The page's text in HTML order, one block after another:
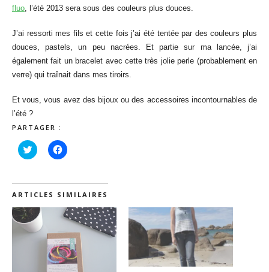
fluo, l’été 2013 sera sous des couleurs plus douces.
J’ai ressorti mes fils et cette fois j’ai été tentée par des couleurs plus
douces, pastels, un peu nacrées. Et partie sur ma lancée, j’ai
également fait un bracelet avec cette très jolie perle (probablement en
verre) qui traînait dans mes tiroirs.
Et vous, vous avez des bijoux ou des accessoires incontournables de
l’été ?
PARTAGER :
Cliquez
pour
dans
une
fenêtre)
Cliquez
pour
dans
une
fenêtre)
ARTICLES SIMILAIRES